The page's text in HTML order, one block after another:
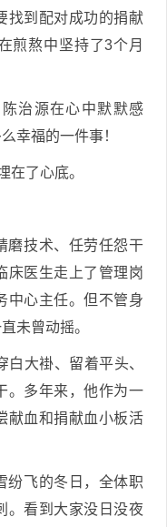
找到配对成功的捐献
煎熬中坚持了3个月
治源在心中默默感
幸福的一件事！
在了心底。
磨技术、任劳任怨干
床医生走上了管理岗
中心主任。但不管身
未曾动摇。
大褂、留着平头、
。多年来，他作为一
献血和捐献血小板活
纷飞的冬日，全体职
。看到大家没日没夜